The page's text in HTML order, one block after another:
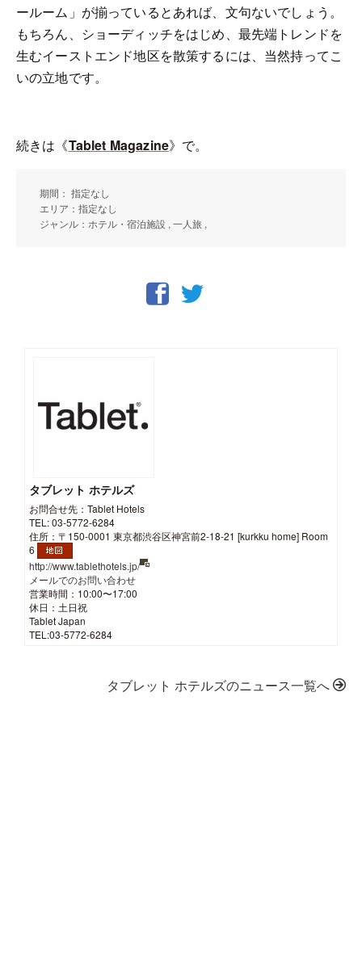
ールーム」が揃っているとあれば、文句ないでしょう。
もちろん、ショーディッチをはじめ、最先端トレンドを
生むイーストエンド地区を散策するには、当然持ってこ
いの立地です。
続きは《Tablet Magazine》で。
期間： 指定なし
エリア：指定なし
ジャンル：ホテル・宿泊施設 , 一人旅 ,
タブレット ホテルズ
お問合せ先：Tablet Hotels
TEL: 03-5772-6284
住所：〒150-0001 東京都渋谷区神宮前2-18-21 [kurkku home] Room
6
http://www.tablethotels.jp/
メールでのお問い合わせ
営業時間：10:00〜17:00
休日：土日祝
Tablet Japan
TEL:03-5772-6284
タブレット ホテルズのニュース一覧へ